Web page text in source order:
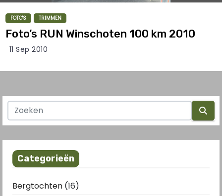
FOTO'S TRIMMEN
Foto’s RUN Winschoten 100 km 2010
11 Sep 2010
Categorieën
Bergtochten (16)